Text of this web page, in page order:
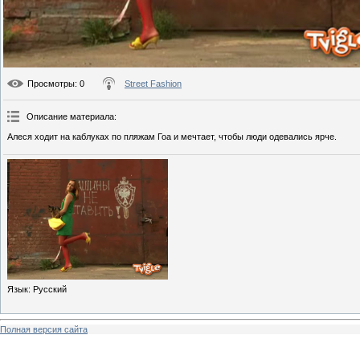
Просмотры: 0 Street Fashion
Описание материала:
Алеся ходит на каблуках по пляжам Гоа и мечтает, чтобы люди одевались ярче.
Язык: Русский
Полная версия сайта